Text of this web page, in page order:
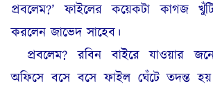
প্রবলেম?’ ফাইলের কয়েকটা কাগজ
করলেন জাভেদ সাহেব।
প্রবলেম? রবিন বাইরে যাওয়ার
অফিসে বসে বসে ফাইল ঘেঁটে তদন্ত হয়